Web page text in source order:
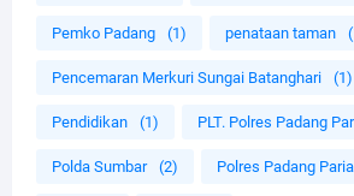
Pemko Padang (1) penataan taman
Pencemaran Merkuri Sungai Batanghari (1)
Pendidikan (1) PLT. Polres Padang
Polda Sumbar (2) Polres Padang